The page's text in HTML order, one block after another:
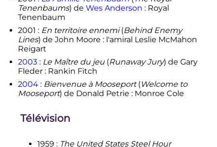
Tenenbaums) de Wes Anderson : Royal
Tenenbaum
2001 : En territoire ennemi(Behind Enemy
Lines) de John Moore : l'amiral Leslie McMahon
Reigart
2003: Le Maître du jeu(Runaway Jury) de Gary
Fleder : Rankin Fitch
2004: Bienvenue à Mooseport(Welcome to
Mooseport) de Donald Petrie : Monroe Cole
Télévision
1959 : The United States Steel Hour